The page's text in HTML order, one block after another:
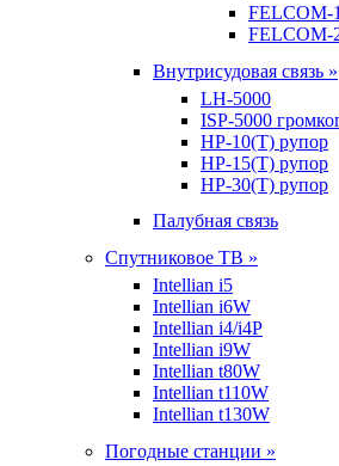
FELCOM-
FELCOM-
Внутрисудовая связь »
LH-5000
ISP-5000
HP-10(T) рупор
HP-15(T) рупор
HP-30(T) рупор
Палубная связь
Спутниковое ТВ »
Intellian i5
Intellian i6W
Intellian i4/i4P
Intellian i9W
Intellian t80W
Intellian t110W
Intellian t130W
Погодные станции »